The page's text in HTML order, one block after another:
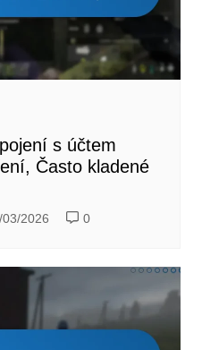
s účtem
Často kladené
03/2026 0